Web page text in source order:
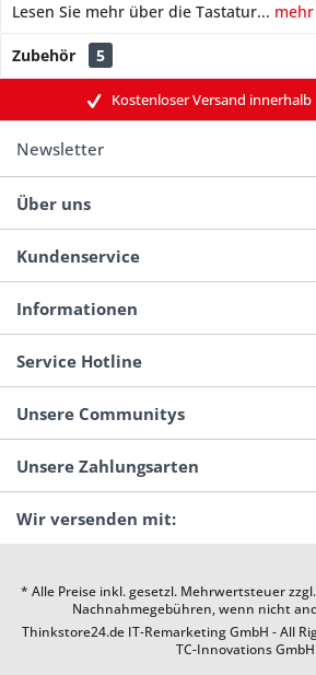
Lesen Sie mehr über die Tastatur... mehr
Zubehör 5
Kostenloser Versand
Newsletter
Über uns
Kundenservice
Informationen
Service Hotline
Unsere Communitys
Unsere Zahlungsarten
Wir versenden mit:
* Alle Preise inkl. gesetzl. Mehrwertsteuer zzgl.
Nachnahmegebühren, wenn nicht
Thinkstore24.de IT-Remarketing GmbH - All
TC-Innovations GmbH